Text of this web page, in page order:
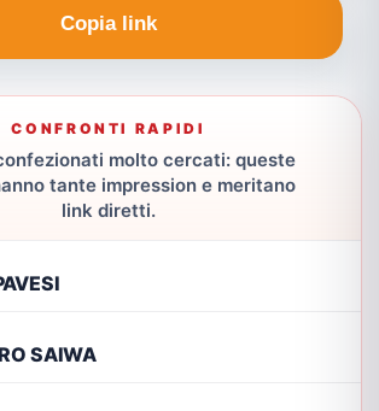
Copia link
CONFRONTI RAPIDI
molto cercati: queste
tante impression e meritano
link diretti.
SAIWA